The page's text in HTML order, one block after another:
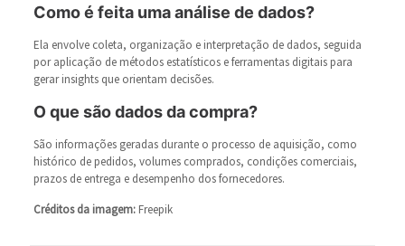
Como é feita uma análise de dados?
Ela envolve coleta, organização e interpretação de dados, seguida
por aplicação de métodos estatísticos e ferramentas digitais para
gerar insights que orientam decisões.
O que são dados da compra?
São informações geradas durante o processo de aquisição, como
histórico de pedidos, volumes comprados, condições comerciais,
prazos de entrega e desempenho dos fornecedores.
Créditos da imagem:Freepik